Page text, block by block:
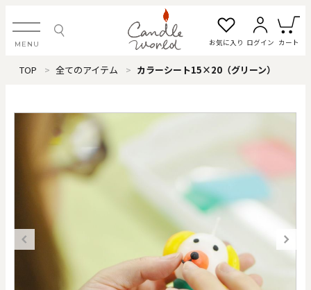
MENU お気に入り ログイン カート
ログイン・新規会員登録
お気に入り一覧
カテゴリから探す
#タグから探す
TOP 全てのアイテム カラーシート15×20（グリーン）